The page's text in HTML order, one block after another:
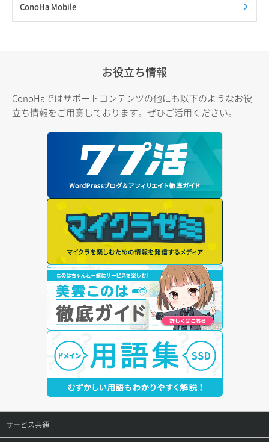
ConoHa Mobile
お役立ち情報
ConoHaではサポートコンテンツの他にも以下のようなお役
立ち情報をご用意しております。ぜひご活用ください。
サービス共通